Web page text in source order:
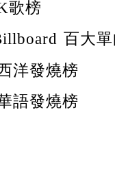
歌榜
百大
洋發燒榜
語發燒榜